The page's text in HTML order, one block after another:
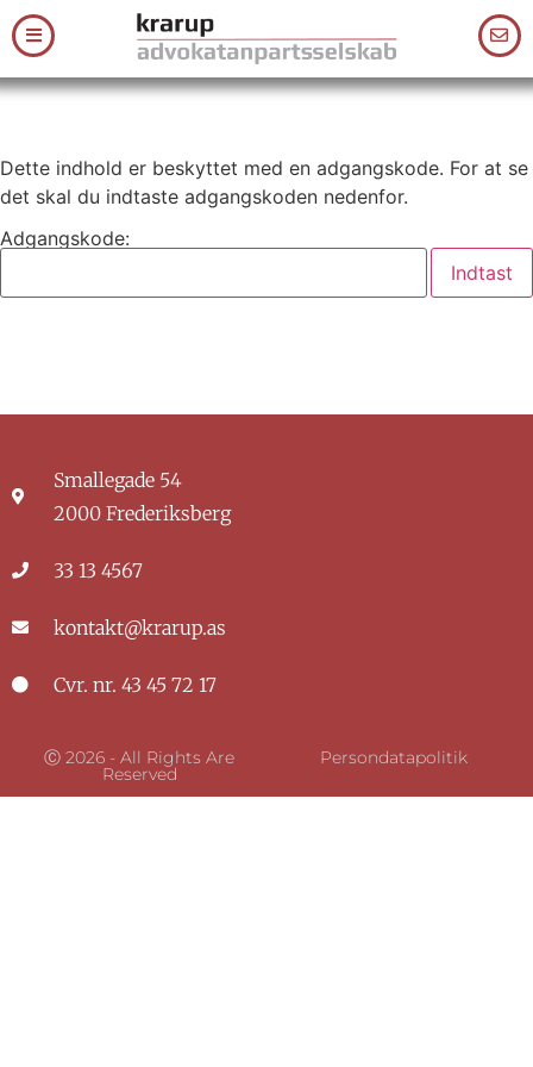
Dette indhold er beskyttet med en adgangskode. For at se
det skal du indtaste adgangskoden nedenfor.
Adgangskode:
Smallegade 54
2000 Frederiksberg
33 13 4567
kontakt@krarup.as
Cvr. nr. 43 45 72 17
Ⓒ 2026 - All Rights Are
Reserved
Persondatapolitik